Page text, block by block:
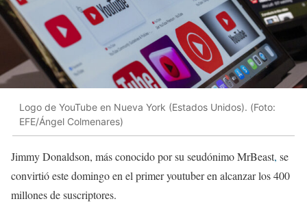
Logo de YouTube en Nueva York (Estados Unidos). (Foto:
EFE/Ángel Colmenares)
Jimmy Donaldson, más conocido por su seudónimo MrBeast, se
convirtió este domingo en el primer youtuber en alcanzar los 400
millones de suscriptores.